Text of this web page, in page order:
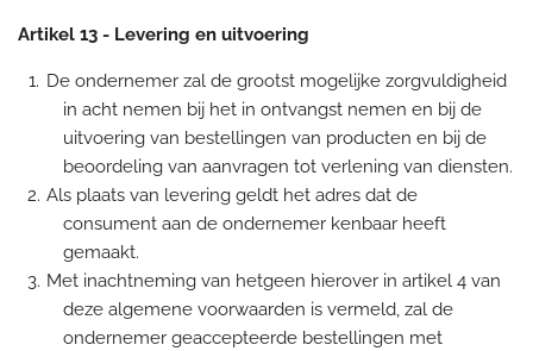
Artikel 13 - Levering en uitvoering
De ondernemer zal de grootst mogelijke zorgvuldigheid
in acht nemen bij het in ontvangst nemen en bij de
uitvoering van bestellingen van producten en bij de
beoordeling van aanvragen tot verlening van diensten.
Als plaats van levering geldt het adres dat de
consument aan de ondernemer kenbaar heeft
gemaakt.
Met inachtneming van hetgeen hierover in artikel 4 van
deze algemene voorwaarden is vermeld, zal de
ondernemer geaccepteerde bestellingen met